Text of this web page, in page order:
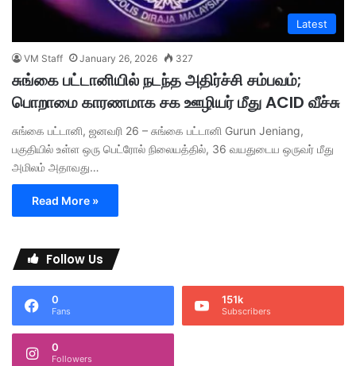
Latest
VM Staff January 26, 2026 327
சுங்கை பட்டானியில் நடந்த அதிர்ச்சி சம்பவம்;
பொறாமை காரணமாக சக ஊழியர் மீது ACID வீச்சு
சுங்கை பட்டானி, ஜனவரி 26 – சுங்கை பட்டானி Gurun Jeniang,
பகுதியில் உள்ள ஒரு பெட்ரோல் நிலையத்தில், 36 வயதுடைய ஒருவர் மீது
அமிலம் அதாவது…
Read More »
Follow Us
0
Fans
151k
Subscribers
0
Followers